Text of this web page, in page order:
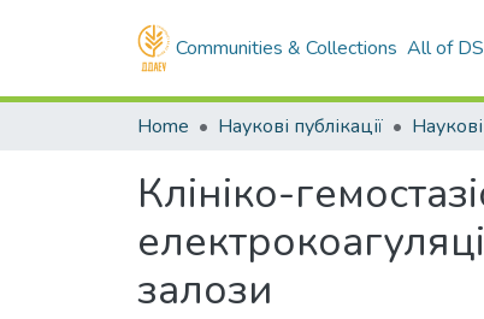
Communities & Collections All of
Home Наукові публікації Наукові
Клініко-
залози